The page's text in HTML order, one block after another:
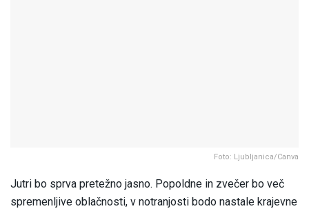
Foto: Ljubljanica/Canva
Jutri bo sprva pretežno jasno. Popoldne in zvečer bo več
spremenljive oblačnosti, v notranjosti bodo nastale krajevne